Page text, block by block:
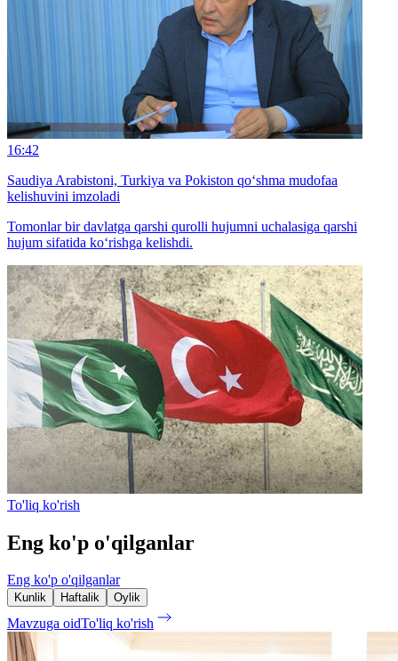
16:42
Saudiya Arabistoni, Turkiya va Pokiston qo‘shma mudofaa
kelishuvini imzoladi
Tomonlar bir davlatga qarshi qurolli hujumni uchalasiga qarshi
hujum sifatida ko‘rishga kelishdi.
To'liq ko'rish
Eng ko'p o'qilganlar
Eng ko'p o'qilganlar
Kunlik Haftalik Oylik
Mavzuga oidTo'liq ko'rish